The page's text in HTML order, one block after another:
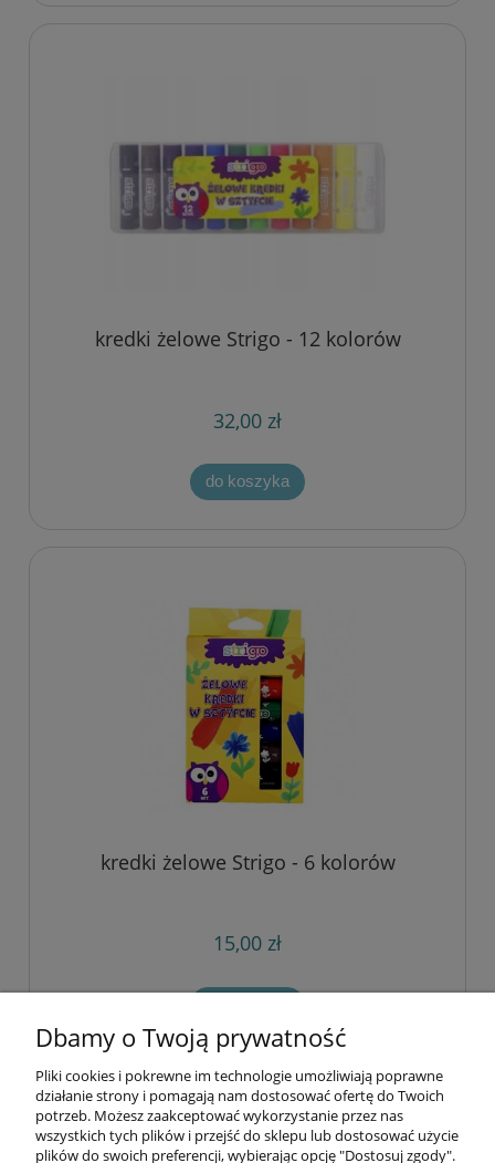
kredki żelowe Strigo - 12 kolorów
32,00 zł
do koszyka
kredki żelowe Strigo - 6 kolorów
15,00 zł
Informacje
Opłaty i koszty dostawy
Dbamy o Twoją prywatność
Pliki cookies i pokrewne im technologie umożliwiają poprawne
działanie strony i pomagają nam dostosować ofertę do Twoich
potrzeb. Możesz zaakceptować wykorzystanie przez nas
wszystkich tych plików i przejść do sklepu lub dostosować użycie
plików do swoich preferencji, wybierając opcję "Dostosuj zgody".